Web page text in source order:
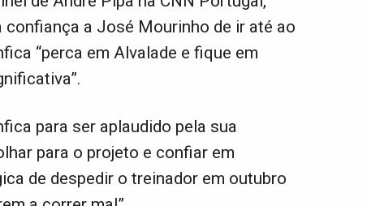
confiança a José Mourinho de ir até ao
“perca em Alvalade e fique em
para ser aplaudido pela sua
para o projeto e confiar em
de despedir o treinador em outubro